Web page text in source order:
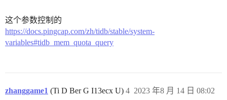
这个参数控制的
https://docs.pingcap.com/zh/tidb/stable/system-
variables#tidb_mem_quota_query
zhanggame1 (Ti D Ber G I13ecx U) 2023 年8 月 14 日 08:02
4